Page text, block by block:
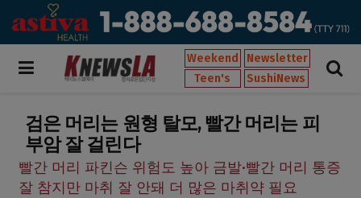
Weekend
Newsletter
Teen's
SushiNews
검은 머리는 원형 탈모, 빨간 머리는 피
부암 잘 걸린다
빨간 머리 파킨슨 위험도 높아 금발·빨간 머리 통증
잘 참지만 마취 잘 안돼 더 많은 마취약 필요